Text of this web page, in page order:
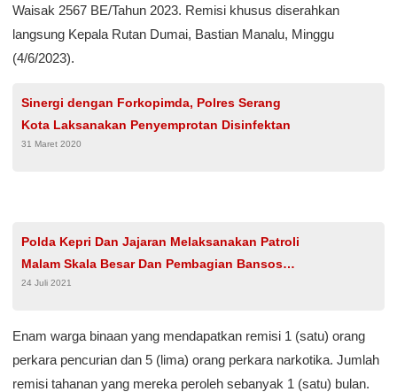
Waisak 2567 BE/Tahun 2023. Remisi khusus diserahkan
langsung Kepala Rutan Dumai, Bastian Manalu, Minggu
(4/6/2023).
Sinergi dengan Forkopimda, Polres Serang
Kota Laksanakan Penyemprotan Disinfektan
31 Maret 2020
Polda Kepri Dan Jajaran Melaksanakan Patroli
Malam Skala Besar Dan Pembagian Bansos
PPKM
24 Juli 2021
Enam warga binaan yang mendapatkan remisi 1 (satu) orang
perkara pencurian dan 5 (lima) orang perkara narkotika. Jumlah
remisi tahanan yang mereka peroleh sebanyak 1 (satu) bulan.